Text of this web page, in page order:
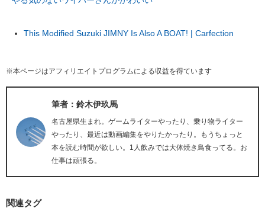
This Modified Suzuki JIMNY Is Also A BOAT! | Carfection
※本ページはアフィリエイトプログラムによる収益を得ています
筆者：鈴木伊玖馬
名古屋県生まれ。ゲームライターやったり、乗り物ライター
やったり、最近は動画編集をやりたかったり。もうちょっと
本を読む時間が欲しい。1人飲みでは大体焼き鳥食ってる。お
仕事は頑張る。
関連タグ